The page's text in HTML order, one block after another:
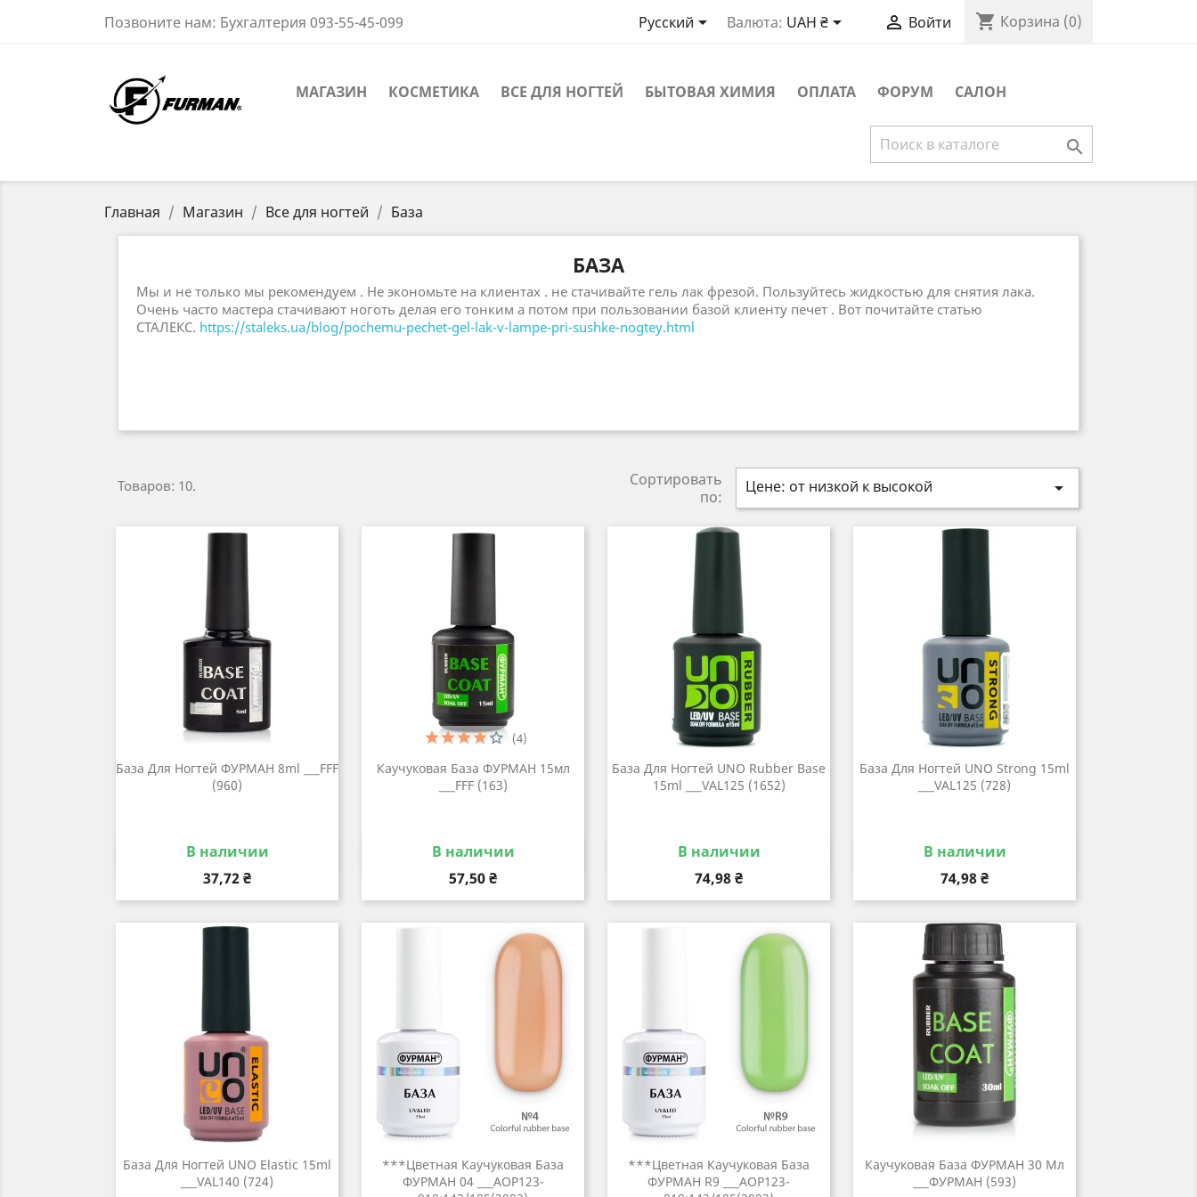
Позвоните нам: Бухгалтерия 093-55-45-099 Русский Валюта: UAH ₴  Войти shopping_cart Корзина (0)
МАГАЗИН КОСМЕТИКА ВСЕ ДЛЯ НОГТЕЙ БЫТОВАЯ ХИМИЯ ОПЛАТА ФОРУМ САЛОН

Главная Магазин Все для ногтей База
БАЗА
Мы и не только мы рекомендуем . Не экономьте на клиентах . не стачивайте гель лак фрезой. Пользуйтесь жидкостью для снятия лака.
Очень часто мастера стачивают ноготь делая его тонким а потом при пользовании базой клиенту печет . Вот почитайте статью
СТАЛЕКС. https://staleks.ua/blog/pochemu-pechet-gel-lak-v-lampe-pri-sushke-nogtey.html
Товаров: 10.
Сортировать
по:
Цене: от низкой к высокой 
База Для Ногтей ФУРМАН 8ml ___FFF
(960)
В наличии
Цена
37,72 ₴
Быстрый просмотр
Каучуковая База ФУРМАН 15мл
___FFF (163)
В наличии
Цена
57,50 ₴
(4)
Быстрый просмотр
База Для Ногтей UNO Rubber Base
15ml ___VAL125 (1652)
В наличии
Цена
74,98 ₴
Быстрый просмотр
База Для Ногтей UNO Strong 15ml
___VAL125 (728)
В наличии
Цена
74,98 ₴
Быстрый просмотр
База Для Ногтей UNO Elastic 15ml
___VAL140 (724)
***Цветная Каучуковая База
ФУРМАН 04 ___AOP123-
***Цветная Каучуковая База
ФУРМАН R9 ___AOP123-
Каучуковая База ФУРМАН 30 Мл
___ФУРМАН (593)